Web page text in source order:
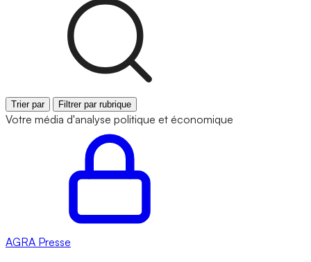
Trier par Filtrer par rubrique
Votre média d'analyse politique et économique
AGRA Presse